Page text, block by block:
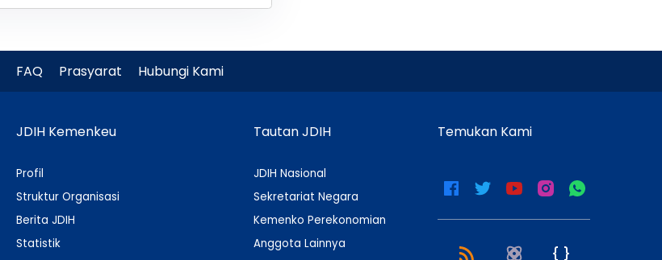
FAQ Prasyarat Hubungi Kami
JDIH Kemenkeu
Profil
Struktur Organisasi
Berita JDIH
Statistik
Tautan JDIH
JDIH Nasional
Sekretariat Negara
Kemenko Perekonomian
Anggota Lainnya
Temukan Kami